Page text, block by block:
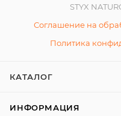
STYX
Соглашение на
Политика
КАТАЛОГ
ИНФОРМАЦИЯ